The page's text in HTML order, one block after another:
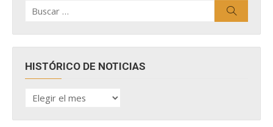
por:
HISTÓRICO DE NOTICIAS
HISTÓRICO
DE